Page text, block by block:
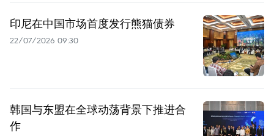
印尼在中国市场首度发行熊猫债券
22/07/2026 09:30
韩国与东盟在全球动荡背景下推进合
作